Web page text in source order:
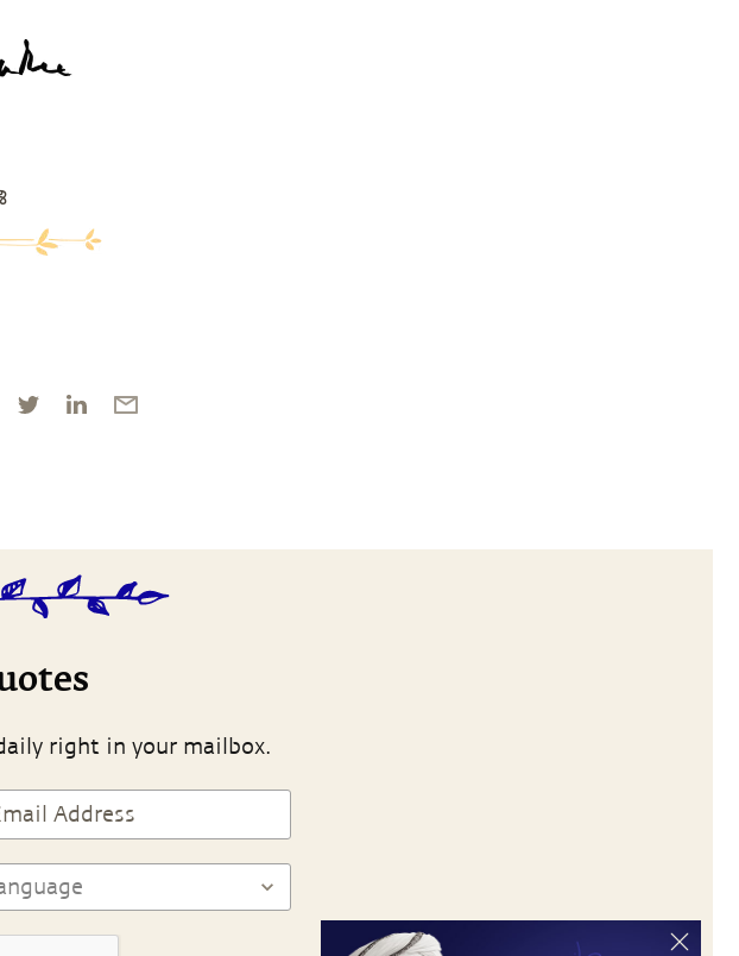
right in your mailbox.